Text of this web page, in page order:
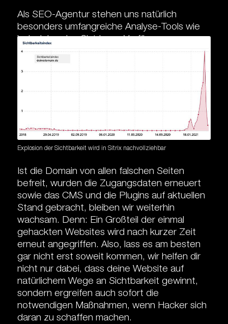
Als SEO-Agentur stehen uns natürlich
besonders umfangreiche Analyse-Tools wie
beispielsweise Sistrix zur Verfügung, um
immer ein Auge auf die Websites unserer
Kunden zu haben und unnatürliche
Veränderungen sofort zu erkennen. Ein
extremer Anstieg in der Sichtbarkeit einer
Website lässt uns direkt aufhorchen und im
Falle eines Hacks schnell handeln.
Explosion der Sichtbarkeit wird in Sitrix nachvollziehbar
Ist die Domain von allen falschen Seiten
befreit, wurden die Zugangsdaten erneuert
sowie das CMS und die Plugins auf aktuellen
Stand gebracht, bleiben wir weiterhin
wachsam. Denn: Ein Großteil der einmal
gehackten Websites wird nach kurzer Zeit
erneut angegriffen. Also, lass es am besten
gar nicht erst soweit kommen, wir helfen dir
nicht nur dabei, dass deine Website auf
natürlichem Wege an Sichtbarkeit gewinnt,
sondern ergreifen auch sofort die
notwendigen Maßnahmen, wenn Hacker sich
daran zu schaffen machen.